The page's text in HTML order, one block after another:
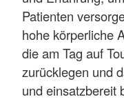
Patienten
hohe körperliche
die am Tag auf
zurücklegen und
und einsatzbereit